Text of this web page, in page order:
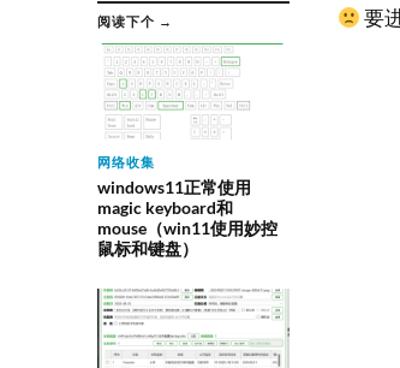
阅读下个 →
网络收集
windows11正常使用
magic keyboard和
mouse（win11使用妙控
鼠标和键盘）
要